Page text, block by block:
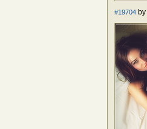
#19704 by